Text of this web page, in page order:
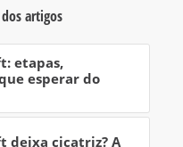
artigos
etapas,
esperar do
deixa cicatriz? A